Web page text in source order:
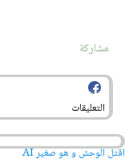
مشاركة
التعليقات
اقتل الوحش و هو صغير AI